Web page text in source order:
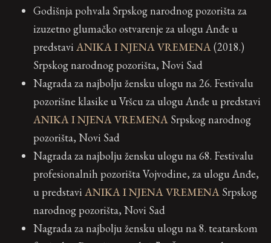
Godišnja pohvala Srpskog narodnog pozorišta za
izuzetno glumačko ostvarenje za ulogu Anđe u
predstavi ANIKA I NJENA VREMENA(2018.)
Srpskog narodnog pozorišta, Novi Sad
Nagrada za najbolju žensku ulogu na 26. Festivalu
pozorišne klasike u Vršcu za ulogu Anđe u predstavi
ANIKA I NJENA VREMENA Srpskog narodnog
pozorišta, Novi Sad
Nagrada za najbolju žensku ulogu na 68. Festivalu
profesionalnih pozorišta Vojvodine, za ulogu Anđe,
u predstavi ANIKA I NJENA VREMENA Srpskog
narodnog pozorišta, Novi Sad
Nagrada za najbolju žensku ulogu na 8. teatarskom